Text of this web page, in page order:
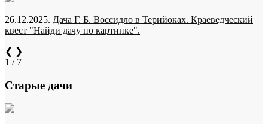
26.12.2025. Дача Г. Б. Воссидло в Терийоках. Краеведческий
квест "Найди дачу по картинке".
❮ ❯
1 / 7
Старые дачи